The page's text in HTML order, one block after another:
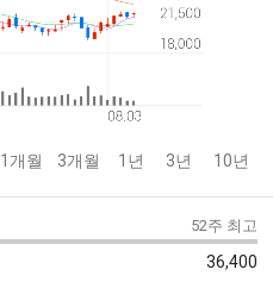
1개월 3개월 1년 3년 10년
52주 최고
36,400